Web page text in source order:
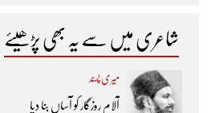
شاعری میں سے یہ بھی پڑھیئے
میری پسند
آلام روزگار کو آساں بنا دیا